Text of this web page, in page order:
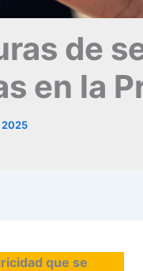
de
en la
2025
que se